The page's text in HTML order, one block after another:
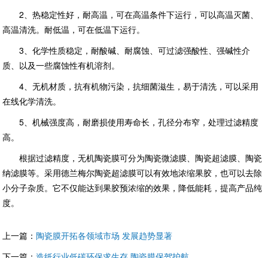
2、热稳定性好，耐高温，可在高温条件下运行，可以高温灭菌、
高温清洗。耐低温，可在低温下运行。
3、化学性质稳定，耐酸碱、耐腐蚀、可过滤强酸性、强碱性介
质、以及一些腐蚀性有机溶剂。
4、无机材质，抗有机物污染，抗细菌滋生，易于清洗，可以采用
在线化学清洗。
5、机械强度高，耐磨损使用寿命长，孔径分布窄，处理过滤精度
高。
根据过滤精度，无机陶瓷膜可分为陶瓷微滤膜、陶瓷超滤膜、陶瓷
纳滤膜等。采用德兰梅尔陶瓷超滤膜可以有效地浓缩果胶，也可以去除
小分子杂质。它不仅能达到果胶预浓缩的效果，降低能耗，提高产品纯
度。
上一篇：陶瓷膜开拓各领域市场 发展趋势显著